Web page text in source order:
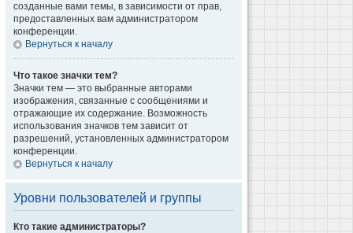
созданные вами темы, в зависимости от прав,
предоставленных вам администратором
конференции.
Вернуться к началу
Что такое значки тем?
Значки тем — это выбранные авторами
изображения, связанные с сообщениями и
отражающие их содержание. Возможность
использования значков тем зависит от
разрешений, установленных администратором
конференции.
Вернуться к началу
Уровни пользователей и группы
Кто такие администраторы?